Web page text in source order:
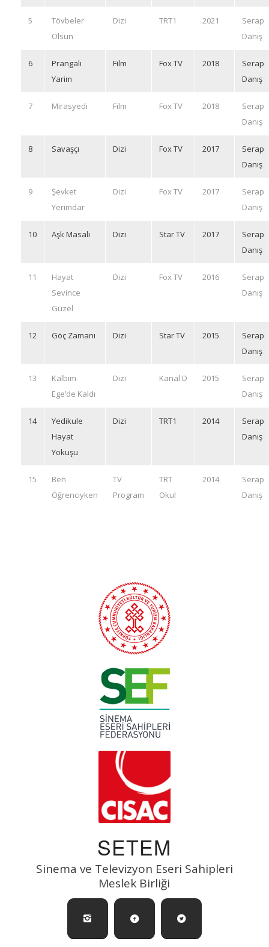
5
Tövbeler
Olsun
Dizi TRT1 2021
Serap
Danış
6
Prangalı
Yarim
Film Fox TV 2018
Serap
Danış
7 Mirasyedi Film Fox TV 2018
Serap
Danış
8 Savaşçı Dizi Fox TV 2017
Serap
Danış
9
Şevket
Yerimdar
Dizi Fox TV 2017
Serap
Danış
10 Aşk Masalı Dizi Star TV 2017
Serap
Danış
11
Hayat
Sevince
Güzel
Dizi Fox TV 2016
Serap
Danış
12 Göç Zamanı Dizi Star TV 2015
Serap
Danış
13
Kalbim
Ege’de Kaldı
Dizi Kanal D 2015
Serap
Danış
14
Yedikule
Hayat
Yokuşu
Dizi TRT1 2014
Serap
Danış
15
Ben
Öğrenciyken
TV
Program
TRT
Okul
2014
Serap
Danış
SETEM
Sinema ve Televizyon Eseri Sahipleri
Meslek Birliği